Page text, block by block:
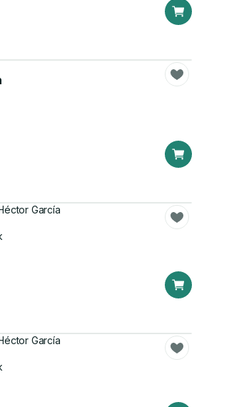
García
García